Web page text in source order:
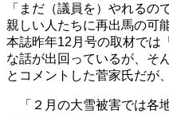
「まだ（議員を）やれるの
親しい人たちに再出馬の可
本誌昨年12月号の取材では
な話が出回っているが、そ
とコメントした菅家氏だが、
「２月の大雪被害では各